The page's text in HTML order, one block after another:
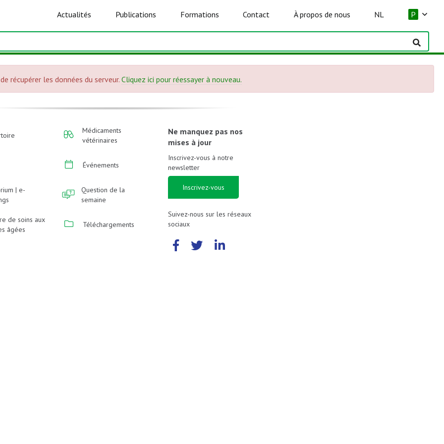
Actualités Publications Formations Contact À propos de nous NL P
récupérer les données du serveur. Cliquez ici pour réessayer à nouveau.
| e-
de soins aux
âgées
Médicaments
vétérinaires
Événements
Question de la
semaine
Téléchargements
Ne manquez pas nos
mises à jour
Inscrivez-vous à notre
newsletter
Inscrivez-vous
Suivez-nous sur les réseaux
sociaux